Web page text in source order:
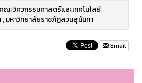
คณะวิศวกรรมศาสตร์และเทคโนโลยี
,มหาวิทยาลัยราชภัฏสวนสุนันทา
Email